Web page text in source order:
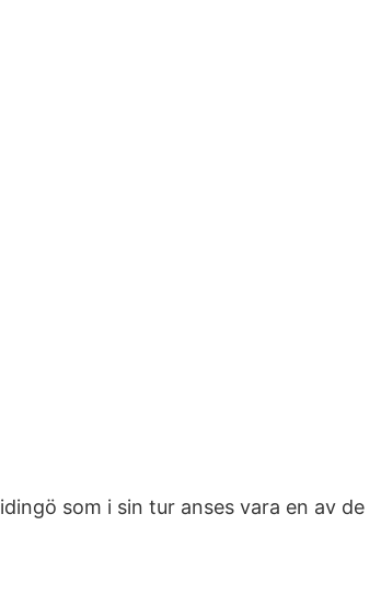
som i sin tur anses vara en av de